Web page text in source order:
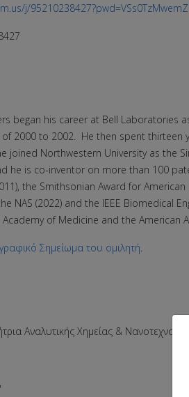
j/
began his career at Bell
2000 to 2002. He then spent thirteen
joined Northwestern University as the
he is co-inventor on more than 100
the Smithsonian Award for
NAS (2022) and the IEEE Biomedical
of Medicine and the American
Σημείωμα του ομιλητή.
Αναλυτικής Χημείας &